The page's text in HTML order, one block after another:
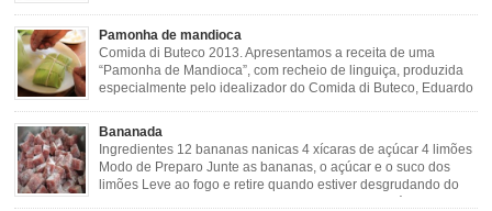
verde 2 dentes de alho amassado 3 colheres de óleo 2 […]
Pamonha de mandioca
Comida di Buteco 2013. Apresentamos a receita de uma
“Pamonha de Mandioca”, com recheio de linguiça, produzida
especialmente pelo idealizador do Comida di Buteco, Eduardo
cebola picadinha 100gr de mandioca crua ralada e espremida 1 colher café
de manteiga 35ml de leite Palha de milho verde 1 […]
Bananada
Ingredientes 12 bananas nanicas 4 xícaras de açúcar 4 limões
Modo de Preparo Junte as bananas, o açúcar e o suco dos
limões Leve ao fogo e retire quando estiver desgrudando do